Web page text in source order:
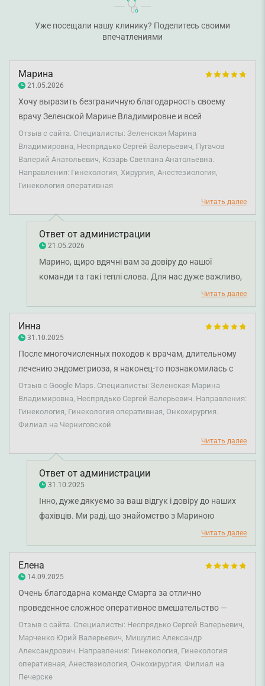
Уже посещали нашу клинику? Поделитесь своими
впечатлениями
Марина
21.05.2026
Хочу выразить безграничную благодарность своему
врачу Зеленской Марине Владимировне и всей
хирургической бригаде: онкологу Неспрядько С.В.,
анестезиологу Пугачеву В.А., гинекологу Козарю С.А. за
возвращенное здоровье! Мне провели сверхсложную
операцию - консервативную миомэктомию путем
лапаротомии, во время которой успешно удалили 12
миом с сохранением органа. Это врачи от Бога с
золотыми руками! Благодарю Вас за высокий
профессионализм, отзывчивость, поддержку на каждом
этапе и за то, что подарили мне шанс на здоровое
будущее! Вы – настоящие спасители!!!
Отзыв с сайта. Специалисты: Зеленская Марина
Владимировна, Неспрядько Сергей Валерьевич, Пугачов
Валерий Анатольевич, Козарь Светлана Анатольевна.
Направления: Гинекология, Хирургия, Анестезиология,
Гинекология оперативная
Читать далее
Ответ от администрации
21.05.2026
Марино, щиро вдячні вам за довіру до нашої
команди та такі теплі слова. Для нас дуже важливо,
що ви відчули підтримку, турботу та впевненість на
всіх етапах лікування і операції. Ваша висока оцінка
роботи лікарів, а саме: лікаря-акушер-гінеколога
Марини Зеленської, лікаря-онкогінеколога Сергія
Неспрядько, лікаря-анестезіолога Валерія Пугачова
та лікаря-акушер-гінеколога Світлани Козарь є
надзвичайно цінною, і ми обов’язково передамо її
всій команді. Бажаємо вам міцного здоров’я!
Читать далее
Инна
31.10.2025
После многочисленных походов к врачам, длительному
лечению эндометриоза, я наконец-то познакомилась с
гинекологом Зеленской М.В., которая сразу сказала
делать операцию, объяснила почему и для чего это
необходимо (у других врачей я не могла допроситься
сделать, говорили попьешь гормоны и будет все хорошо).
Я хотела бы поблагодарить Зеленскую М.В. и Неспрядько
С.В. за своевременное оперативное лечение, а также всю
команду, которая была со мной в операционном блоке и
затем в палате. В этой клинике действительно работают
специалисты.
Отзыв с Google Maps. Специалисты: Зеленская Марина
Владимировна, Неспрядько Сергей Валерьевич. Направления:
Гинекология, Гинекология оперативная, Онкохирургия.
Филиал на Черниговской
Читать далее
Ответ от администрации
31.10.2025
Інно, дуже дякуємо за ваш відгук і довіру до наших
фахівців. Ми раді, що знайомство з Мариною
Зеленською та Сергієм Неспрядьком допомогло
знайти правильне рішення та вчасно пройти
лікування. Розуміємо, як важливо пацієнту відчути
підтримку, турботу й впевненість у результаті, тому
надзвичайно приємно, що ви це відзначили.
Бажаємо вам міцного здоров'я!
Читать далее
Елена
14.09.2025
Очень благодарна команде Смарта за отлично
проведенное сложное оперативное вмешательство —
Неспрядько Сергею Валерьевичу, Марченко Юрию
Валерьевичу, врачу анестезиологу Мишулис Александру
Александровичу и всем медицинским сестричкам!! Вы
невероятные люди!!!❤️❤️❤️ Смарт Медикал – вы
лучшие!!!!🥰
Отзыв с сайта. Специалисты: Неспрядько Сергей Валерьевич,
Марченко Юрий Валерьевич, Мишулис Александр
Александрович. Направления: Гинекология, Гинекология
оперативная, Анестезиология, Онкохирургия. Филиал на
Печерске